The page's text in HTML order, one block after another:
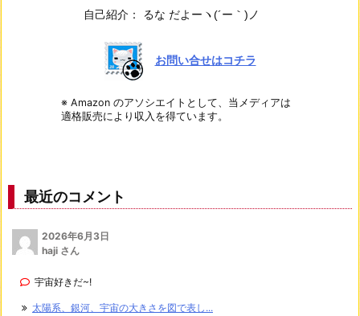
自己紹介： るな だよー ヽ(´ー｀)ノ
お問い合せはコチラ
※ Amazon のアソシエイトとして、当メディアは
適格販売により収入を得ています。
最近のコメント
2026年6月3日
haji さん
宇宙好きだ~!
太陽系、銀河、宇宙の大きさを図で表し...